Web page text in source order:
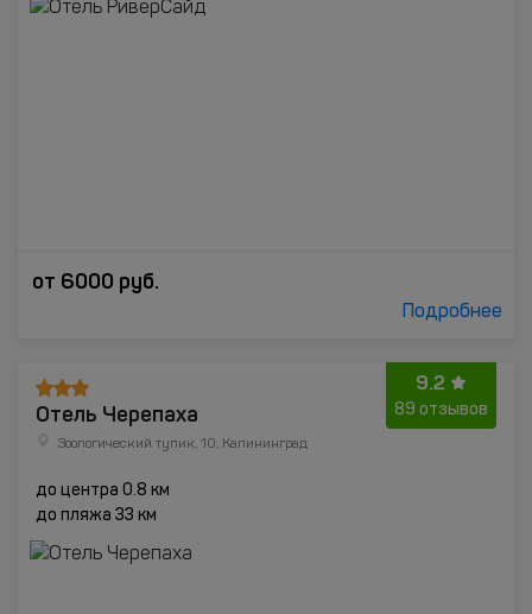
от 6000 руб.
Подробнее
9.2
89 отзывов
Отель Черепаха
Зоологический тупик, 10, Калининград
до центра 0.8 км
до пляжа 33 км